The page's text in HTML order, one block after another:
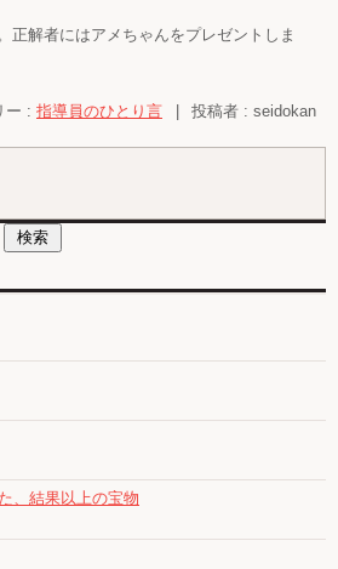
正解者にはアメちゃんをプレゼントしま
ー : 指導員のひとり言 投稿者 : seidokan
、結果以上の宝物